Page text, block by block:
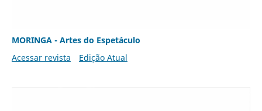
MORINGA - Artes do Espetáculo
Acessar revista
Edição Atual